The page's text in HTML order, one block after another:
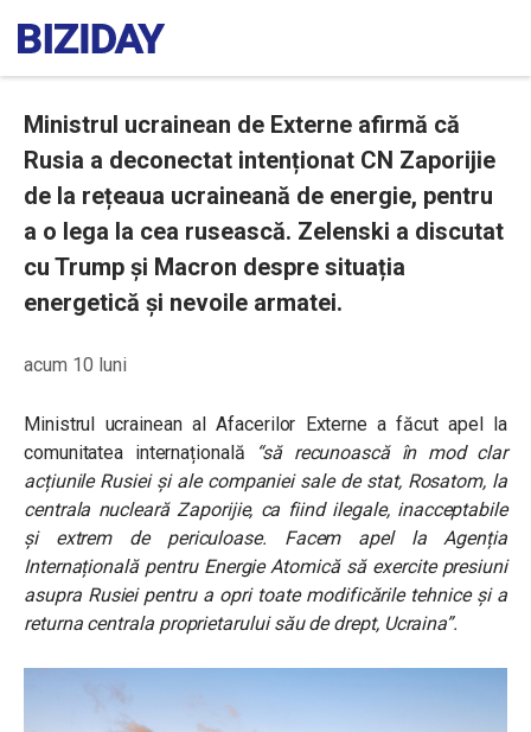
Ministrul ucrainean de Externe afirmă că
Rusia a deconectat intenționat CN Zaporijie
de la rețeaua ucraineană de energie, pentru
a o lega la cea rusească. Zelenski a discutat
cu Trump și Macron despre situația
energetică și nevoile armatei.
acum 10 luni
Ministrul ucrainean al Afacerilor Externe a făcut apel la
comunitatea internațională
“să recunoască în mod clar
acțiunile Rusiei și ale companiei sale de stat, Rosatom, la
centrala nucleară Zaporijie, ca fiind ilegale, inacceptabile
și extrem de periculoase. Facem apel la Agenția
Internațională pentru Energie Atomică să exercite presiuni
asupra Rusiei pentru a opri toate modificările tehnice și a
returna centrala proprietarului său de drept, Ucraina”.